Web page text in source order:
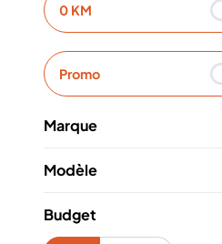
0 KM
Promo
Marque
Modèle
Budget